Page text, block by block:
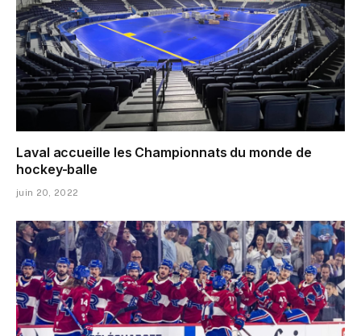
Laval accueille les Championnats du monde de
hockey-balle
juin 20, 2022